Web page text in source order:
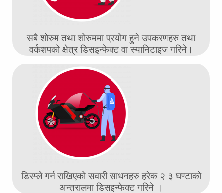
सबै शोरुम तथा शोरुममा प्रयोग हुने उपकरणहरु तथा
वर्कशपको क्षेत्र डिसइन्फेक्ट वा स्यानिटाइज गरिने।
डिस्प्ले गर्न राखिएको सवारी साधनहरु हरेक २-३ घण्टाको
अन्तरालमा डिसइन्फेक्ट गरिने ।